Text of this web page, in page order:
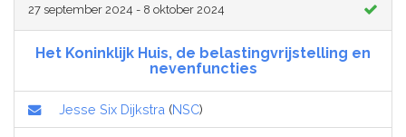
27 september 2024 - 8 oktober 2024
Het Koninklijk Huis, de belastingvrijstelling en
nevenfuncties
Jesse Six Dijkstra (NSC)